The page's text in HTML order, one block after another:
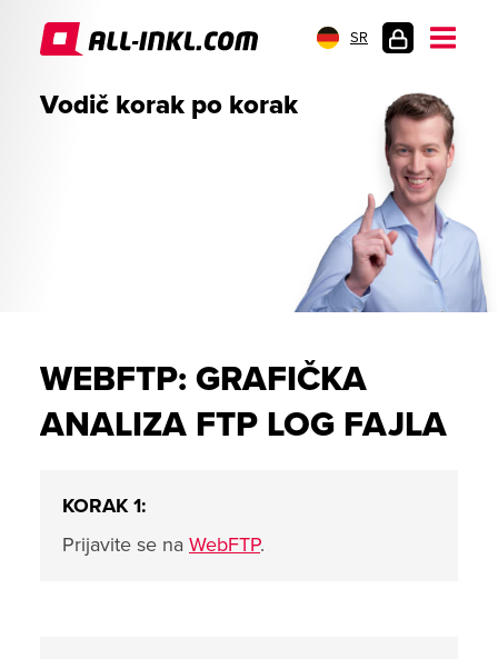
SR
Vodič korak po korak
WEBFTP: GRAFIČKA
ANALIZA FTP LOG FAJLA
KORAK 1:
Prijavite se na WebFTP.